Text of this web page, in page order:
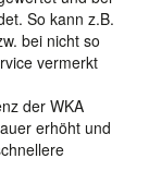
So kann z.B.
bei nicht so
vermerkt
der WKA
erhöht und